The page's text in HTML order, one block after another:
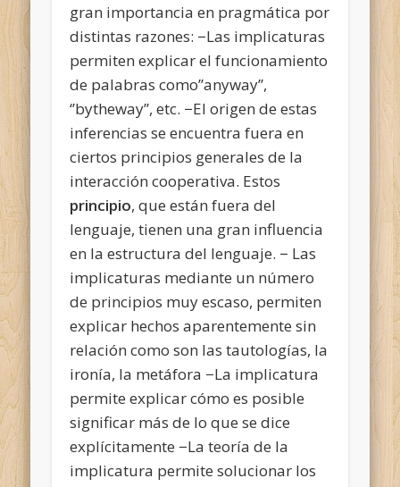
gran importancia en pragmática por
distintas razones: −Las implicaturas
permiten explicar el funcionamiento
de palabras como’’anyway’’,
‘’bytheway’’, etc. −El origen de estas
inferencias se encuentra fuera en
ciertos principios generales de la
interacción cooperativa. Estos
principio, que están fuera del
lenguaje, tienen una gran influencia
en la estructura del lenguaje. − Las
implicaturas mediante un número
de principios muy escaso, permiten
explicar hechos aparentemente sin
relación como son las tautologías, la
ironía, la metáfora −La implicatura
permite explicar cómo es posible
significar más de lo que se dice
explícitamente −La teoría de la
implicatura permite solucionar los